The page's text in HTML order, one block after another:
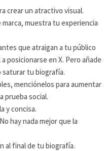
crear un atractivo visual.
muestra tu experiencia
que atraigan a tu público
posicionarse en X. Pero añade
saturar tu biografía.
menciónelos para aumentar
prueba social.
y concisa.
hay nada mejor que la
al final de tu biografía.